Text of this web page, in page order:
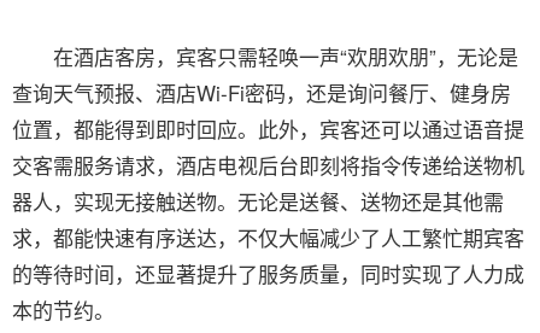
在酒店客房，宾客只需轻唤一声“欢朋欢朋”，无论是
查询天气预报、酒店Wi-Fi密码，还是询问餐厅、健身房
位置，都能得到即时回应。此外，宾客还可以通过语音提
交客需服务请求，酒店电视后台即刻将指令传递给送物机
器人，实现无接触送物。无论是送餐、送物还是其他需
求，都能快速有序送达，不仅大幅减少了人工繁忙期宾客
的等待时间，还显著提升了服务质量，同时实现了人力成
本的节约。